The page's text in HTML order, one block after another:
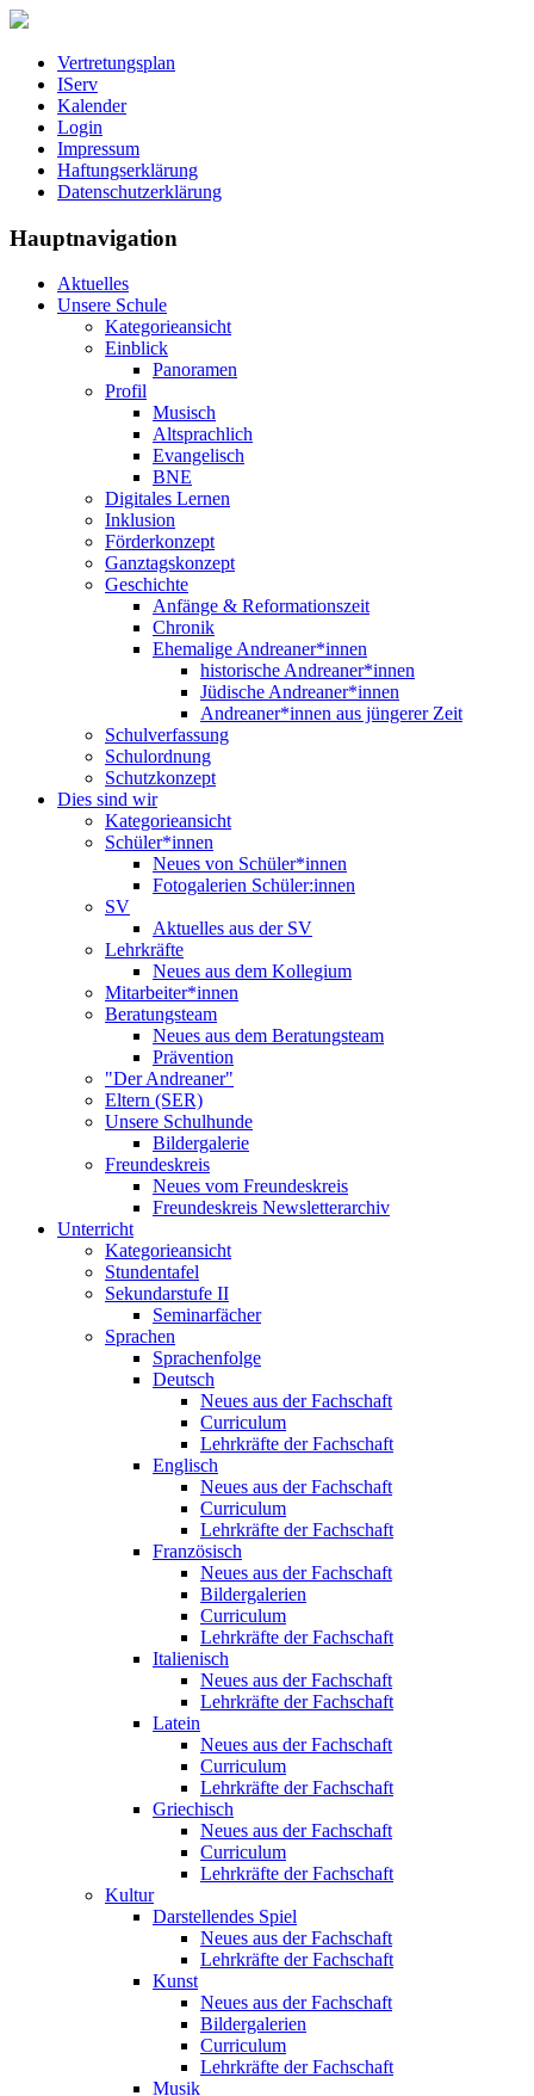
Vertretungsplan
IServ
Kalender
Login
Impressum
Haftungserklärung
Datenschutzerklärung
Hauptnavigation
Aktuelles
Unsere Schule
Kategorieansicht
Einblick
Panoramen
Profil
Musisch
Altsprachlich
Evangelisch
BNE
Digitales Lernen
Inklusion
Förderkonzept
Ganztagskonzept
Geschichte
Anfänge & Reformationszeit
Chronik
Ehemalige Andreaner*innen
historische Andreaner*innen
Jüdische Andreaner*innen
Andreaner*innen aus jüngerer Zeit
Schulverfassung
Schulordnung
Schutzkonzept
Dies sind wir
Kategorieansicht
Schüler*innen
Neues von Schüler*innen
Fotogalerien Schüler:innen
SV
Aktuelles aus der SV
Lehrkräfte
Neues aus dem Kollegium
Mitarbeiter*innen
Beratungsteam
Neues aus dem Beratungsteam
Prävention
"Der Andreaner"
Eltern (SER)
Unsere Schulhunde
Bildergalerie
Freundeskreis
Neues vom Freundeskreis
Freundeskreis Newsletterarchiv
Unterricht
Kategorieansicht
Stundentafel
Sekundarstufe II
Seminarfächer
Sprachen
Sprachenfolge
Deutsch
Neues aus der Fachschaft
Curriculum
Lehrkräfte der Fachschaft
Englisch
Neues aus der Fachschaft
Curriculum
Lehrkräfte der Fachschaft
Französisch
Neues aus der Fachschaft
Bildergalerien
Curriculum
Lehrkräfte der Fachschaft
Italienisch
Neues aus der Fachschaft
Lehrkräfte der Fachschaft
Latein
Neues aus der Fachschaft
Curriculum
Lehrkräfte der Fachschaft
Griechisch
Neues aus der Fachschaft
Curriculum
Lehrkräfte der Fachschaft
Kultur
Darstellendes Spiel
Neues aus der Fachschaft
Lehrkräfte der Fachschaft
Kunst
Neues aus der Fachschaft
Bildergalerien
Curriculum
Lehrkräfte der Fachschaft
Musik